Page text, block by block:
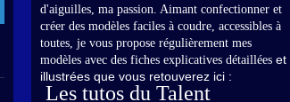
d'aiguilles, ma passion. Aimant confectionner et
créer des modèles faciles à coudre, accessibles à
toutes, je vous propose régulièrement mes
modèles avec des fiches explicatives détaillées et
illustrées que vous retouverez ici :
Les tutos du Talent